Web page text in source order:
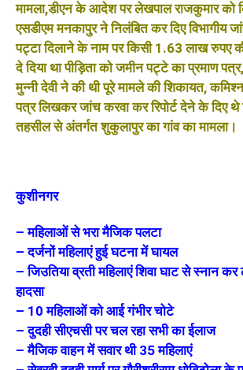
मामला,डीएन के आदेश पर लेखपाल राजकुमार को
एसडीएम मनकापुर ने निलंबित कर दिए
पट्टा दिलाने के नाम पर किसी 1.63 लाख रुपए
दे दिया था पीड़िता को जमीन पट्टे का प्रमाण
मुन्नी देवी ने की थी पूरे मामले की शिकायत,
पत्र लिखकर जांच करवा कर रिपोर्ट देने के दिए थे
तहसील से अंतर्गत शुकुलापुर का गांव का मामला।
कुशीनगर
– महिलाओं से भरा मैजिक पलटा
– दर्जनों महिलाएं हुई घटना में घायल
– जिउतिया व्रती महिलाएं शिवा घाट से स्नान
हादसा
– 10 महिलाओं को आई गंभीर चोटे
– दुदही सीएचसी पर चल रहा सभी का ईलाज
– मैजिक वाहन में सवार थी 35 महिलाएं